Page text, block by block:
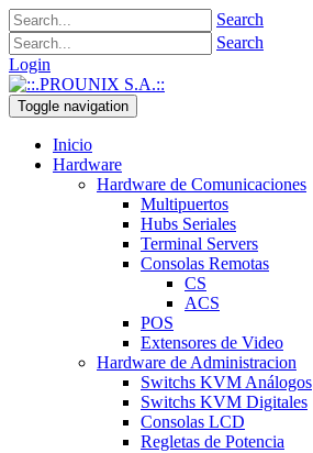
Search
Search
Login
Toggle navigation
Inicio
Hardware
Hardware de Comunicaciones
Multipuertos
Hubs Seriales
Terminal Servers
Consolas Remotas
CS
ACS
POS
Extensores de Video
Hardware de Administracion
Switchs KVM Análogos
Switchs KVM Digitales
Consolas LCD
Regletas de Potencia